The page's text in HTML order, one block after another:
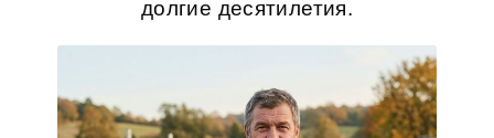
долгие десятилетия.